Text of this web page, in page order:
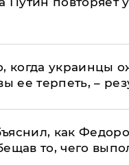
когда украинцы
ее терпеть, –
как
то, чего